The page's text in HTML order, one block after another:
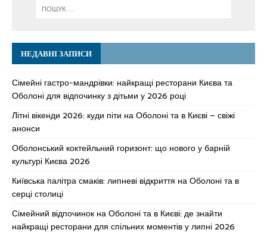
НЕДАВНІ ЗАПИСИ
Сімейні гастро-мандрівки: найкращі ресторани Києва та
Оболоні для відпочинку з дітьми у 2026 році
Літні вікенди 2026: куди піти на Оболоні та в Києві – свіжі
анонси
Оболонський коктейльний горизонт: що нового у барній
культурі Києва 2026
Київська палітра смаків: липневі відкриття на Оболоні та в
серці столиці
Сімейний відпочинок на Оболоні та в Києві: де знайти
найкращі ресторани для спільних моментів у липні 2026